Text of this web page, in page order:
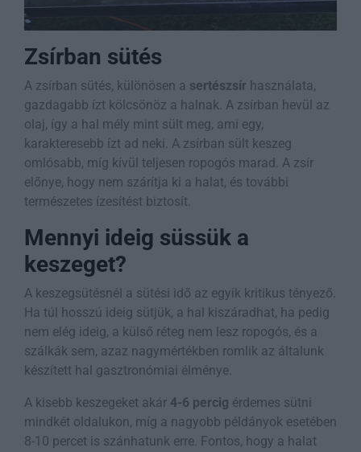
Zsírban sütés
A zsírban sütés, különösen a sertészsír használata,
gazdagabb ízt kölcsönöz a halnak. A zsírban hevül az
olaj, így a hal mély mint sült meg, ami egy,
karakteresebb ízt ad neki. A zsírban sült keszeg
omlósabb, míg kívül teljesen ropogós marad. A zsír
előnye, hogy nem szárítja ki a halat, és további
természetes ízesítést biztosít.
Mennyi ideig süssük a
keszeget?
A keszegsütésnél a sütési idő az egyik kritikus tényező.
Ha túl hosszú ideig sütjük, a hal kiszáradhat, ha pedig
nem elég ideig, a külső réteg nem lesz ropogós, és a
szálkák sem, azaz nagymértékben romlik az általunk
készített hal gasztronómiai élménye.
A kisebb keszegeket akár 4-6 percig érdemes sütni
mindkét oldalukon, míg a nagyobb példányok esetében
8-10 percet is szánhatunk erre. Fontos, hogy a halat